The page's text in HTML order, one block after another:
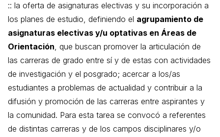
:: la oferta de asignaturas electivas y su incorporación a
los planes de estudio, definiendo el agrupamiento de
asignaturas electivas y/u optativas en Áreas de
Orientación, que buscan promover la articulación de
las carreras de grado entre sí y de estas con actividades
de investigación y el posgrado; acercar a los/as
estudiantes a problemas de actualidad y contribuir a la
difusión y promoción de las carreras entre aspirantes y
la comunidad. Para esta tarea se convocó a referentes
de distintas carreras y de los campos disciplinares y/o